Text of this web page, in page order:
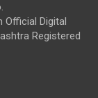
Official Digital
Registered